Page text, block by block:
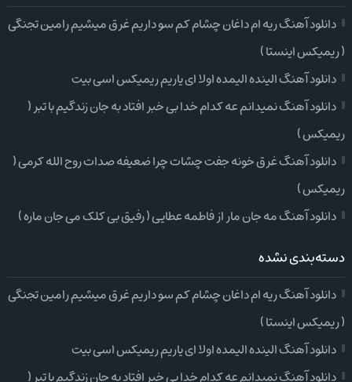
دانلود آهنگ ریه ام داغان چشام کم سو داریم غرق میشیم رامین تجنگی
( ریمیکس اینستا )
دانلود آهنگ الینده الیمده اولا ای یاریم ریمیکس اسی بیت
دانلود آهنگ نمیدانم عه کدام خدا بی خبر افتاد به جان زندگیم با تبر (
ریمیکس )
دانلود آهنگ غرق خونه جفت چشات چرا ضعیفه صدات روح الله کرمی (
ریمیکس )
دانلود آهنگ مه جان مار از فاطمه عطایی ( رفیق بی کلک می جان ماره )
دسته‌بندی نشده
دانلود آهنگ ریه ام داغان چشام کم سو داریم غرق میشیم رامین تجنگی
( ریمیکس اینستا )
دانلود آهنگ الینده الیمده اولا ای یاریم ریمیکس اسی بیت
دانلود آهنگ نمیدانم عه کدام خدا بی خبر افتاد به جان زندگیم با تبر (